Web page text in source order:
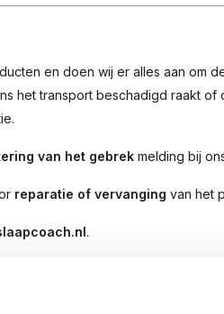
en doen wij er alles aan om
het transport beschadigd raakt of
van het gebrek melding bij
reparatie of vervanging van het
.